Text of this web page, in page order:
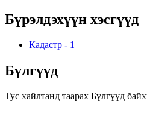
Бүрэлдэхүүн хэсгүүд
Кадастр - 1
Бүлгүүд
Тус хайлтанд таарах Бүлгүүд